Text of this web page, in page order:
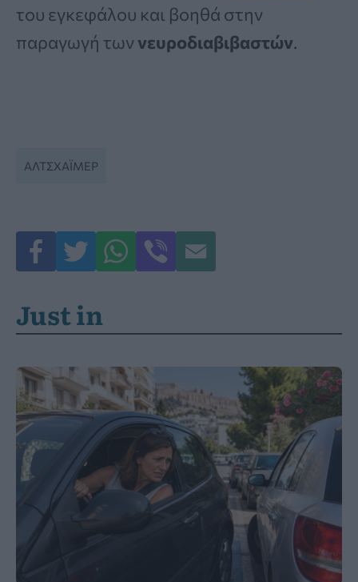
του εγκεφάλου και βοηθά στην
παραγωγή τωννευροδιαβιβαστών.
ΑΛΤΣΧΆΙΜΕΡ
Just in